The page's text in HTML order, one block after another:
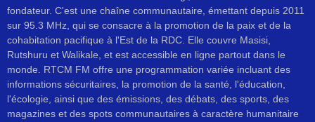
fondateur. C'est une chaîne communautaire, émettant depuis 2011
sur 95.3 MHz, qui se consacre à la promotion de la paix et de la
cohabitation pacifique à l'Est de la RDC. Elle couvre Masisi,
Rutshuru et Walikale, et est accessible en ligne partout dans le
monde. RTCM FM offre une programmation variée incluant des
informations sécuritaires, la promotion de la santé, l'éducation,
l'écologie, ainsi que des émissions, des débats, des sports, des
magazines et des spots communautaires à caractère humanitaire